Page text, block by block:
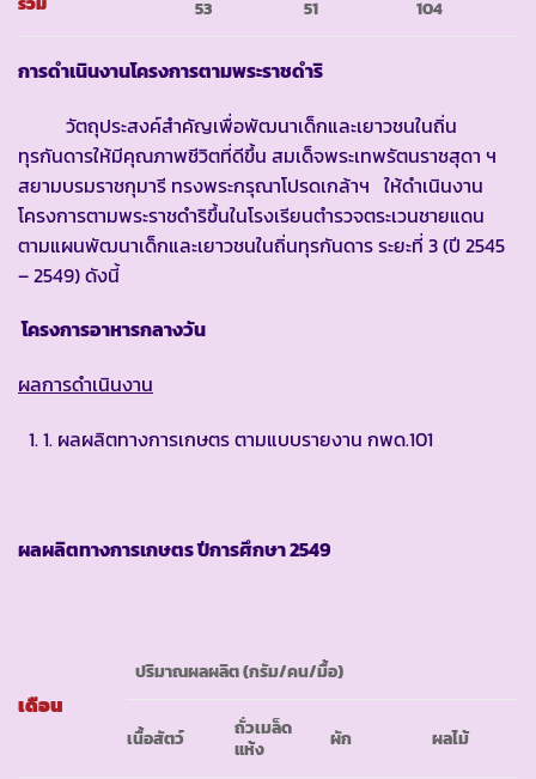
53 51 104
การดำเนินงานโครงการตามพระราชดำริ
วัตถุประสงค์สำคัญเพื่อพัฒนาเด็กและเยาวชนในถิ่น
ทุรกันดารให้มีคุณภาพชีวิตที่ดีขึ้น สมเด็จพระเทพรัตนราชสุดา ฯ
สยามบรมราชกุมารี ทรงพระกรุณาโปรดเกล้าฯ ให้ดำเนินงาน
โครงการตามพระราชดำริขึ้นในโรงเรียนตำรวจตระเวนชายแดน
ตามแผนพัฒนาเด็กและเยาวชนในถิ่นทุรกันดาร ระยะที่ 3 (ปี 2545
– 2549) ดังนี้
โครงการอาหารกลางวัน
ผลการดำเนินงาน
1. ผลผลิตทางการเกษตร ตามแบบรายงาน กพด.101
ผลผลิตทางการเกษตร ปีการศึกษา2549
เดือน
ปริมาณผลผลิต (กรัม/คน/มื้อ)
เนื้อสัตว์
ถั่วเมล็ด
แห้ง
ผัก ผลไม้